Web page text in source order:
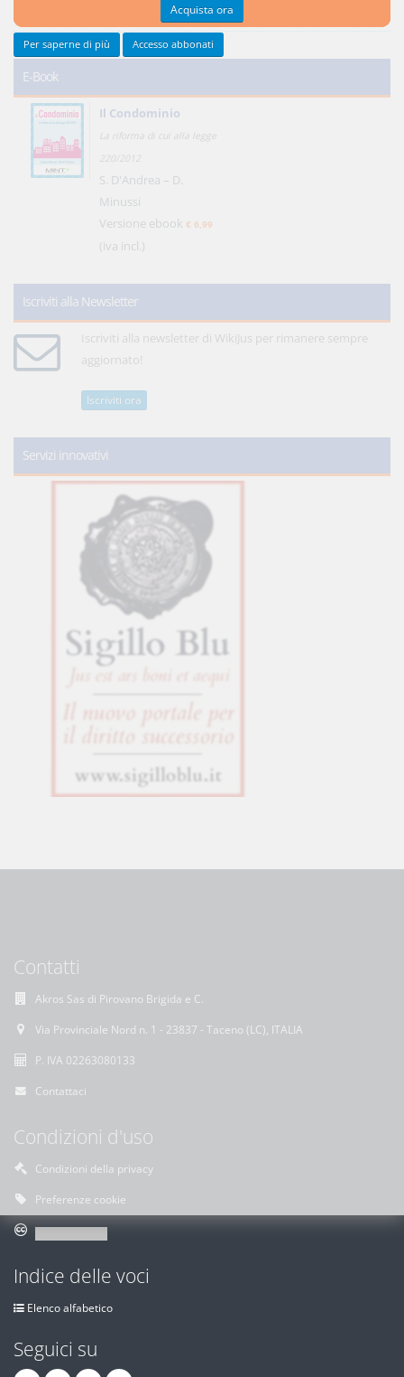
Tutti gli ultimi contributi >
E-Book
Il Condominio
La riforma di cui alla legge
220/2012
S. D'Andrea – D.
Minussi
Versione ebook € 6,99
(iva incl.)
Iscriviti alla Newsletter
Iscriviti alla newsletter di WikiJus per rimanere sempre
aggiornato!
Iscriviti ora
Servizi innovativi
Contatti
Akros Sas di Pirovano Brigida e C.
Via Provinciale Nord n. 1 - 23837 - Taceno (LC), ITALIA
P. IVA 02263080133
Contattaci
Condizioni d'uso
Condizioni della privacy
Preferenze cookie
Indice delle voci
Elenco alfabetico
Seguici su
Acquista ora
Per saperne di più Accesso abbonati